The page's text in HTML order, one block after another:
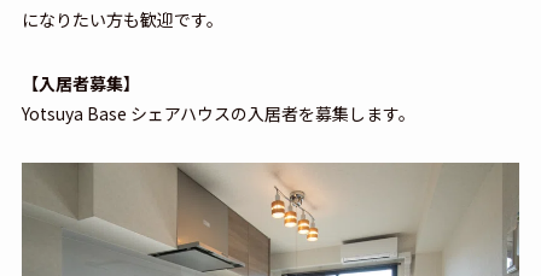
になりたい方も歓迎です。
【入居者募集】
Yotsuya Base シェアハウスの入居者を募集します。